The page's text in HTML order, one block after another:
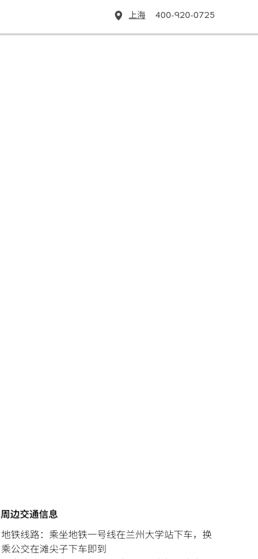
上海 400-920-0725
周边交通信息
地铁线路：乘坐地铁一号线在兰州大学站下车，换
乘公交在滩尖子下车即到